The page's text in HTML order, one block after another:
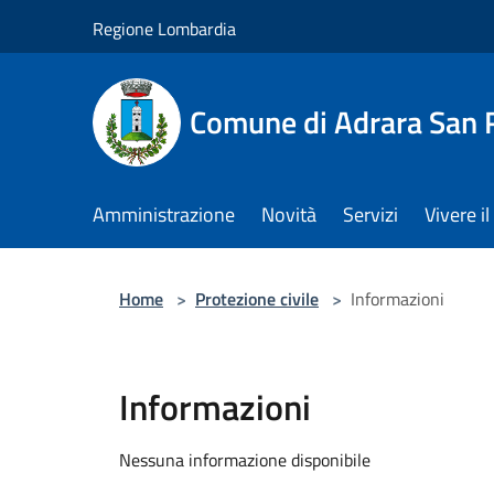
Regione Lombardia
Comune di Adrara San
Amministrazione Novità Servizi Vivere
Home > Protezione civile > Informazioni
Informazioni
Nessuna informazione disponibile